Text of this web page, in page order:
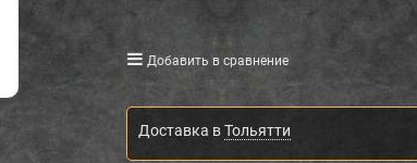
Добавить в сравнение
Доставка вТольятти